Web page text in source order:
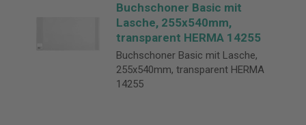
Buchschoner Basic mit
Lasche, 255x540mm,
transparent HERMA 14255
Buchschoner Basic mit Lasche,
255x540mm, transparent HERMA
14255